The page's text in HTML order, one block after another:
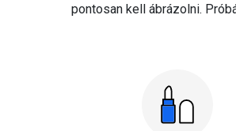
pontosan kell ábrázolni.